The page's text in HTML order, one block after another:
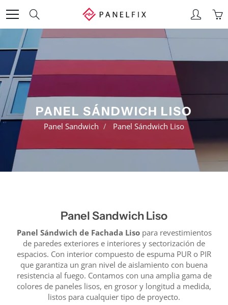
to
Content
PANEL SÁNDWICH LISO
Panel Sandwich Panel Sándwich Liso
Panel Sandwich Liso
Panel Sándwich de Fachada Lisopara revestimientos
de paredes exteriores e interiores y sectorización de
espacios. Con interior compuesto de espuma PUR o PIR
que garantiza un gran nivel de aislamiento con buena
resistencia al fuego. Contamos con una amplia gama de
colores de paneles lisos, en grosor y longitud a medida,
listos para cualquier tipo de proyecto.